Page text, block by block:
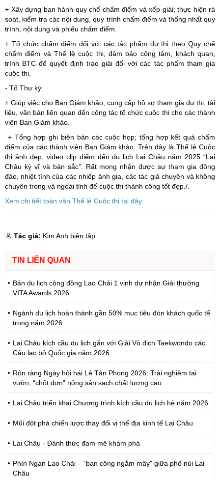
+ Xây dựng ban hành quy chế chấm điểm và xếp giải; thực hiện rà
soát, kiểm tra các nội dung, quy trình chấm điểm và thống nhất quy
trình, nội dung và phiếu chấm điểm.
+ Tổ chức chấm điểm đối với các tác phẩm dự thi theo Quy chế
chấm điểm và Thể lệ cuộc thi, đảm bảo công tâm, khách quan;
trình BTC để quyết định trao giải đối với các tác phẩm tham gia
cuộc thi.
- Tổ Thư ký:
+ Giúp việc cho Ban Giám khảo; cung cấp hồ sơ tham gia dự thi, tài
liệu, văn bản liên quan đến công tác tổ chức cuộc thi cho các thành
viên Ban Giám khảo.
+ Tổng hợp ghi biên bản các cuộc họp; tổng hợp kết quả chấm
điểm của các thành viên Ban Giám khảo. Trên đây là Thể lệ Cuộc
thi ảnh đẹp, video clip điểm đến du lịch Lai Châu năm 2025 “Lai
Châu kỳ vĩ và bản sắc”. Rất mong nhận được sự tham gia đông
đảo, nhiệt tình của các nhiếp ảnh gia, các tác giả chuyên và không
chuyên trong và ngoài tỉnh để cuộc thi thành công tốt đẹp./.
Xem chi tiết toàn văn Thể lệ Cuộc thi tại đây.
Tác giả: Kim Anh biên tập
TIN LIÊN QUAN
Bản du lịch cộng đồng Lao Chải 1 vinh dự nhận Giải thưởng
VITA Awards 2026
Ngành du lịch hoàn thành gần 50% mục tiêu đón khách quốc tế
trong năm 2026
Lai Châu kích cầu du lịch gắn với Giải Vô địch Taekwondo các
Câu lạc bộ Quốc gia năm 2026
Rộn ràng Ngày hội hái Lê Tân Phong 2026: Trải nghiệm tại
vườn, “chốt đơn” nông sản sạch chất lượng cao
Lai Châu triển khai Chương trình kích cầu du lịch hè năm 2026
Mũi đột phá chiến lược thay đổi vị thế địa kinh tế Lai Châu
Lai Châu - Đánh thức đam mê khám phá
Phìn Ngan Lao Chải – “ban công ngắm mây” giữa phố núi Lai
Châu